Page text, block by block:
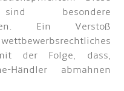
sind besondere
Ein Verstoß
der Folge, dass,
Händler abmahnen